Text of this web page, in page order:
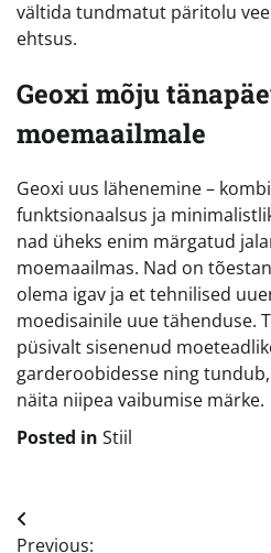
vältida tundmatut päritolu
ehtsus.
Geoxi mõju
moemaailmale
Geoxi uus lähenemine –
funktsionaalsus ja
nad üheks enim märgatud
moemaailmas. Nad on
olema igav ja et tehnilised
moedisainile uue tähenduse.
püsivalt sisenenud
garderoobidesse ning
näita niipea vaibumise märke.
Posted in Stiil
Navigeerimine
Previous: